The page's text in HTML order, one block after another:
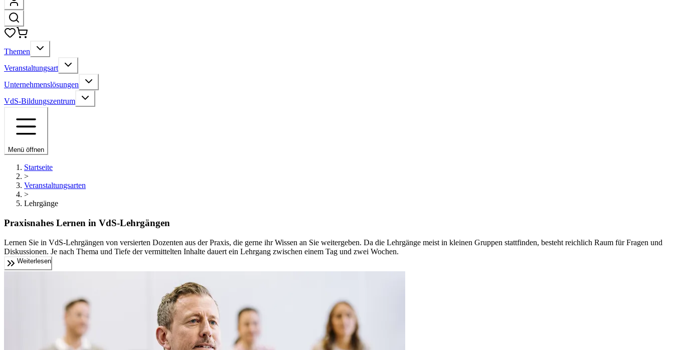
Themen
Veranstaltungsart
Unternehmenslösungen
VdS-Bildungszentrum
Menü öffnen
Startseite
>
Veranstaltungsarten
>
Lehrgänge
Praxisnahes Lernen in VdS-Lehrgängen
Lernen Sie in VdS-Lehrgängen von versierten Dozenten aus der Praxis, die gerne ihr Wissen an Sie weitergeben. Da die Lehrgänge meist in kleinen Gruppen stattfinden, besteht reichlich Raum für Fragen und
Diskussionen. Je nach Thema und Tiefe der vermittelten Inhalte dauert ein Lehrgang zwischen einem Tag und zwei Wochen.
Weiterlesen